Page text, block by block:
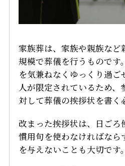
家族葬は、家族や親族など
規模で葬儀を行うものです
を気兼ねなくゆっくり過ご
人が限定されているため、
対して葬儀の挨拶状を書く
改まった挨拶状は、日ごろ
慣用句を使わなければなら
を与えないことも大切です。